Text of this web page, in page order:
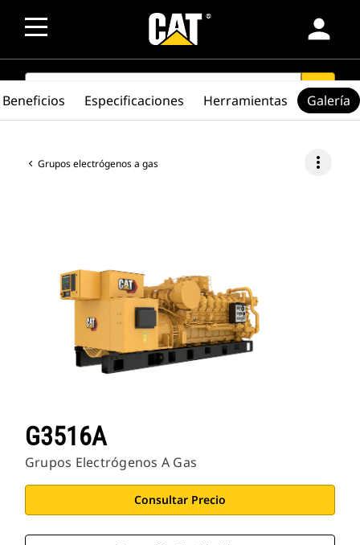
person
SEARCH search
Grupos electrógenos a gas more_vert
G3516A
Grupos Electrógenos A Gas
Consultar Precio
Beneficios Especificaciones Herramientas Galería